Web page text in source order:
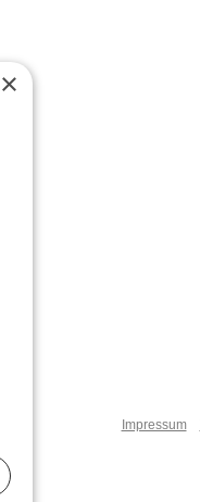
Impressum
×